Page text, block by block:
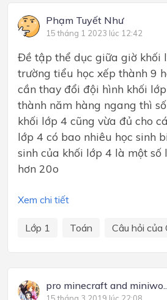
Phạm Tuyết Như
15 tháng 1 2023 lúc 12:42
Đề tập thể dục giữa giờ khối
trường tiểu học xếp thành 9
cần thay đổi đội hình khối
thành năm hàng ngang thì
khối lớp 4 cũng vừa đủ cho
lớp 4 có bao nhiêu học sinh
sinh của khối lớp 4 là một số
hơn 20o
Xem chi tiết
Lớp 1 Toán Câu hỏi của
pro minecraft and